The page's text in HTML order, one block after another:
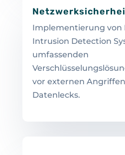
Implementierung von
Intrusion Detection
umfassenden
vor externen
Datenlecks.